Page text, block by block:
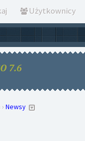
Użytkownicy
› Newsy